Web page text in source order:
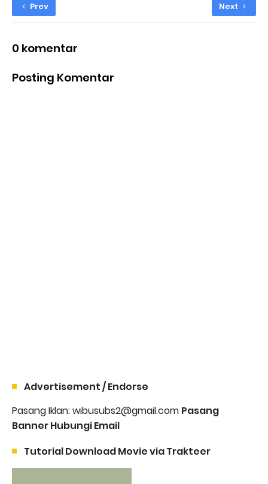
Prev Next
0 komentar
Posting Komentar
Advertisement / Endorse
Pasang Iklan: wibusubs2@gmail.com Pasang
Banner Hubungi Email
Tutorial Download Movie via Trakteer